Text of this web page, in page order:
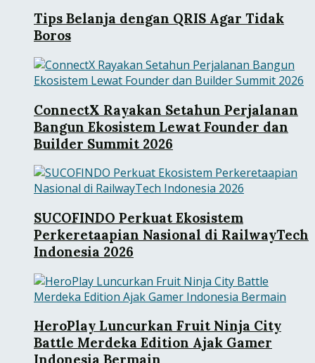
Tips Belanja dengan QRIS Agar Tidak
Boros
ConnectX Rayakan Setahun Perjalanan
Bangun Ekosistem Lewat Founder dan
Builder Summit 2026
SUCOFINDO Perkuat Ekosistem
Perkeretaapian Nasional di RailwayTech
Indonesia 2026
HeroPlay Luncurkan Fruit Ninja City
Battle Merdeka Edition Ajak Gamer